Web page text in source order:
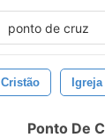
Cristão Igreja
Ponto De